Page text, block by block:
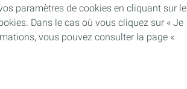
paramètres de cookies en cliquant sur le
Dans le cas où vous cliquez sur « Je
vous pouvez consulter la page «